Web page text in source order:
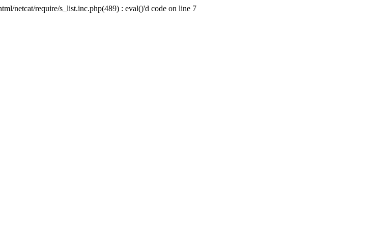
netcat/require/s_list.inc.php(489) : eval()'d code on line 7